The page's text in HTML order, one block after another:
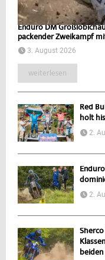
Enduro DM
packender Zweikampf
3. August 2026
weiterlesen
Red
holt
2.
2.